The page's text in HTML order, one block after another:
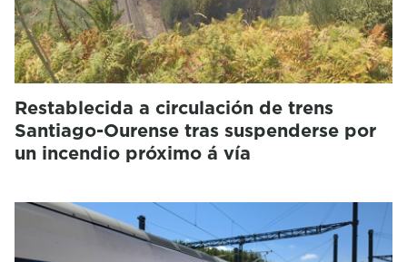
Restablecida a circulación de trens
Santiago-Ourense tras suspenderse por
un incendio próximo á vía